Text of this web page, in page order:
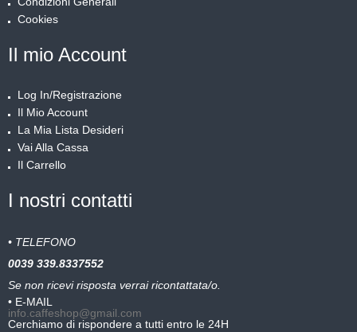
Cookies
Il mio Account
Log In/Registrazione
Il Mio Account
La Mia Lista Desideri
Vai Alla Cassa
Il Carrello
I nostri contatti
• TELEFONO
0039 339.8337552
Se non ricevi risposta verrai ricontattata/o.
• E-MAIL
info.caffeshop@gmail.com
Cerchiamo di rispondere a tutti entro le 24H